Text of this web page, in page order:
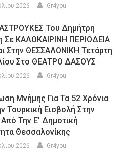
2026 Gr4you
Του Δημήτρη
Σε ΚΑΛΟΚΑΙΡΙΝΗ ΠΕΡΙΟΔΕΙΑ
Στην ΘΕΣΣΑΛΟΝΙΚΗ Τετάρτη
Στο ΘΕΑΤΡΟ ΔΑΣΟΥΣ
2026 Gr4you
Μνήμης Για Τα 52 Χρόνια
Τουρκική Εισβολή Στην
Την Ε’ Δημοτική
Θεσσαλονίκης
2026 Gr4you